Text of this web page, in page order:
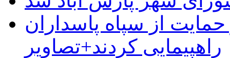
از سپاه پاسداران
راهپیمایی کردند+تصاویر